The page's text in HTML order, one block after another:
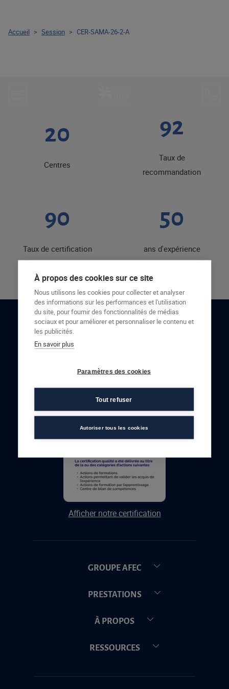
20
Centres
92
Taux de
recommandation
90
Taux de certification
50
ans d'expérience
RESTONS EN CONTACT
Afficher notre certification
GROUPE AFEC
PRESTATIONS
À PROPOS
RESSOURCES
Accueil > Session > CER-SAMA-26-2-A
À propos des cookies sur ce site
Nous utilisons les cookies pour collecter et analyser
des informations sur les performances et l'utilisation
du site, pour fournir des fonctionnalités de médias
sociaux et pour améliorer et personnaliser le contenu et
les publicités.
En savoir plus
Paramètres des cookies
Tout refuser
Autoriser tous les cookies